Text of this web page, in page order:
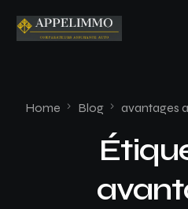
Home Blog avantages